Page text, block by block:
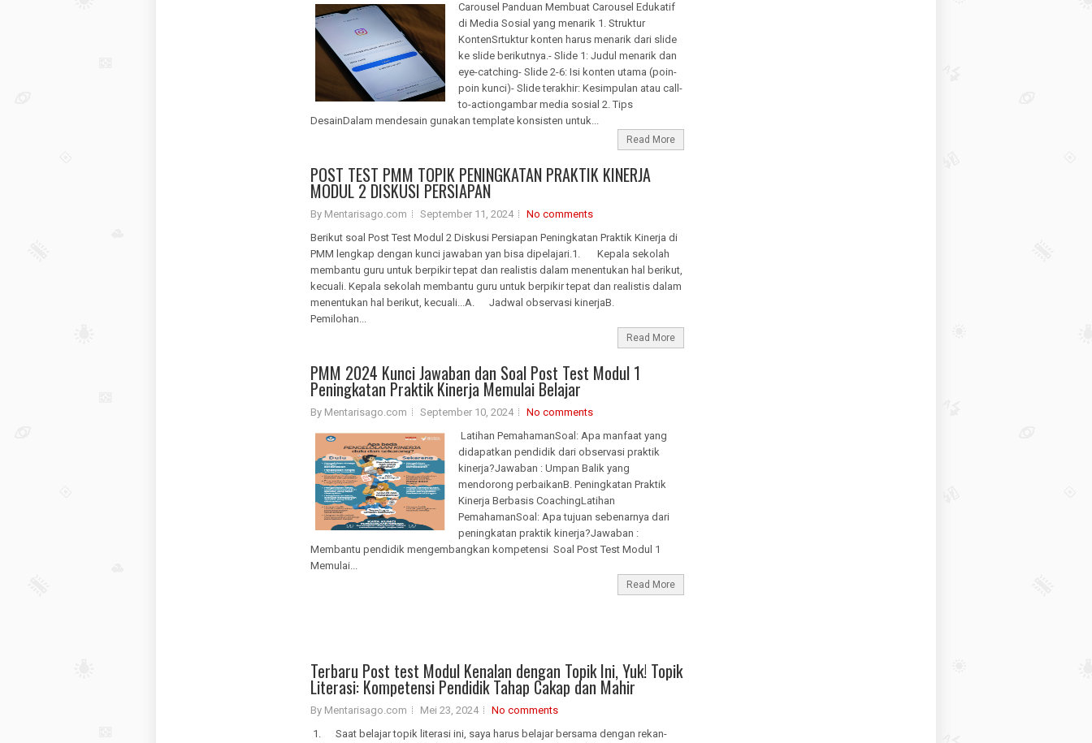
Carousel Panduan Membuat Carousel Edukatif
di Media Sosial yang menarik 1. Struktur
KontenSrtuktur konten harus menarik dari slide
ke slide berikutnya.- Slide 1: Judul menarik dan
eye-catching- Slide 2-6: Isi konten utama (poin-
poin kunci)- Slide terakhir: Kesimpulan atau call-
to-actiongambar media sosial 2. Tips
DesainDalam mendesain gunakan template konsisten untuk...
Read More
POST TEST PMM TOPIK PENINGKATAN PRAKTIK KINERJA
MODUL 2 DISKUSI PERSIAPAN
By Mentarisago.com September 11, 2024
No comments
Berikut soal Post Test Modul 2 Diskusi Persiapan Peningkatan Praktik Kinerja di
PMM lengkap dengan kunci jawaban yan bisa dipelajari.1. Kepala sekolah
membantu guru untuk berpikir tepat dan realistis dalam menentukan hal berikut,
kecuali. Kepala sekolah membantu guru untuk berpikir tepat dan realistis dalam
menentukan hal berikut, kecuali...A. Jadwal observasi kinerjaB.
Pemilohan...
Read More
PMM 2024 Kunci Jawaban dan Soal Post Test Modul 1
Peningkatan Praktik Kinerja Memulai Belajar
By Mentarisago.com September 10, 2024
No comments
Latihan PemahamanSoal: Apa manfaat yang
didapatkan pendidik dari observasi praktik
kinerja?Jawaban : Umpan Balik yang
mendorong perbaikanB. Peningkatan Praktik
Kinerja Berbasis CoachingLatihan
PemahamanSoal: Apa tujuan sebenarnya dari
peningkatan praktik kinerja?Jawaban :
Membantu pendidik mengembangkan kompetensi Soal Post Test Modul 1
Memulai...
Read More
Terbaru Post test Modul Kenalan dengan Topik Ini, Yuk! Topik
Literasi: Kompetensi Pendidik Tahap Cakap dan Mahir
By Mentarisago.com Mei 23, 2024
No comments
1. Saat belajar topik literasi ini, saya harus belajar bersama dengan rekan-